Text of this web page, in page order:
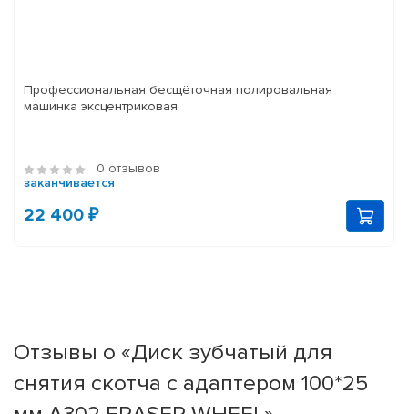
Профессиональная бесщёточная полировальная
машинка эксцентриковая
0 отзывов
заканчивается
22 400 ₽
Отзывы о «Диск зубчатый для
снятия скотча с адаптером 100*25